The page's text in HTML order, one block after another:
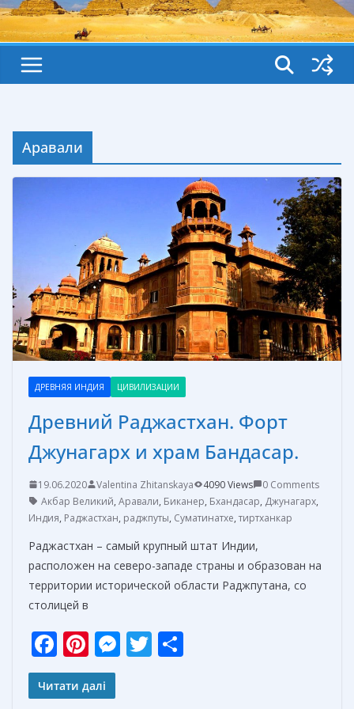
Аравали
ДРЕВНЯЯ ИНДИЯ ЦИВИЛИЗАЦИИ
Древний Раджастхан. Форт
Джунагарх и храм Бандасар.
19.06.2020 Valentina Zhitanskaya 4090 Views
0 Comments
Акбар Великий, Аравали, Биканер, Бхандасар, Джунагарх,
Индия, Раджастхан, раджпуты, Суматинатхе, тиртханкар
Раджастхан – самый крупный штат Индии,
расположен на северо-западе страны и образован на
территории исторической области Раджпутана, со
столицей в
F
ac
e
Pi
nt
er
M T
Читати далі